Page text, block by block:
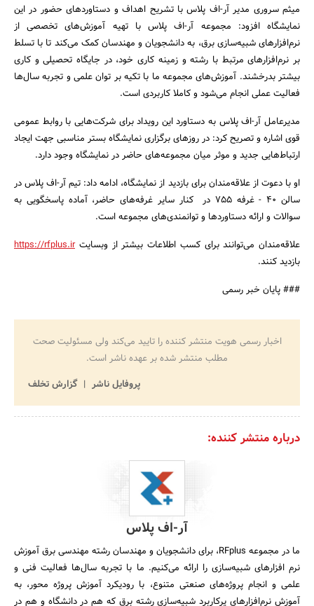
جستجو
میثم سروری مدیر آر-اف پلاس با تشریح اهداف و دستاوردهای حضور در این
نمایشگاه افزود: مجموعه آر-اف پلاس با تهیه آموزش‌های تخصصی از
نرم‌افزارهای شبیه‌سازی برق، به دانشجویان و مهندسان کمک می‌کند تا با تسلط
بر نرم‌افزارهای مرتبط با رشته و زمینه کاری خود، در جایگاه تحصیلی و کاری
بیشتر بدرخشند. آموزش‌های مجموعه ما با تکیه بر توان علمی و تجربه سال‌ها
فعالیت عملی انجام می‌شود و کاملا کاربردی است.
مدیرعامل آر-اف پلاس به دستاورد این رویداد برای شرکت‌هایی با روابط عمومی
قوی اشاره و تصریح کرد: در روزهای برگزاری نمایشگاه بستر مناسبی جهت ایجاد
ارتباط‌هایی جدید و موثر میان مجموعه‌های حاضر در نمایشگاه وجود دارد.
او با دعوت از علاقه‌مندان برای بازدید از نمایشگاه، ادامه داد: تیم آر-اف پلاس در
سالن 40 - غرفه 755 در کنار سایر غرفه‌های حاضر، آماده پاسخگویی به
سوالات و ارائه دستاوردها و توانمندی‌های مجموعه است.
علاقه‌مندان می‌توانند برای کسب اطلاعات بیشتر از وبسایتhttps://rfplus.ir
بازدید کنند.
### پایان خبر رسمی
اخبار رسمی هویت منتشر کننده را تایید می‌کند ولی مسئولیت صحت
مطلب منتشر شده بر عهده ناشر است.
پروفایل ناشر
گزارش تخلف
درباره منتشر کننده:
آر-اف پلاس
ما در مجموعه RFplus، برای دانشجویان و مهندسان رشته مهندسی برق آموزش
نرم افزارهای شبیه‌سازی را ارائه می‌کنیم. ما با تجربه سال‌ها فعالیت فنی و
علمی و انجام پروژه‌های صنعتی متنوع، با رودیکرد آموزش پروژه محور، به
آموزش نرم‌افزارهای پرکاربرد شبیه‌سازی رشته برق که هم در دانشگاه و هم در